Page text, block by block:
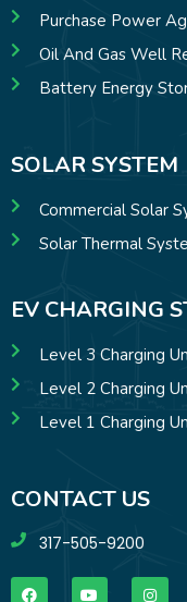
Purchase Power
Oil And Gas Well
Battery Energy
SOLAR SYSTEM
Commercial Solar
Solar Thermal
EV CHARGING
Level 3 Charging
Level 2 Charging
Level 1 Charging
CONTACT US
317-505-9200